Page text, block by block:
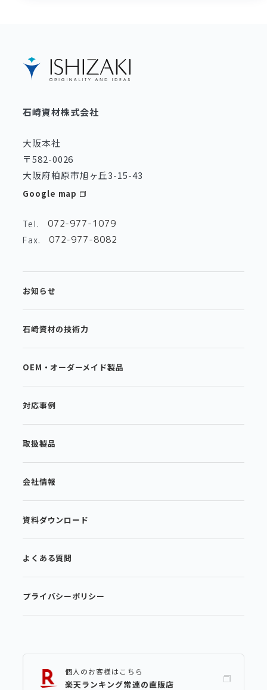
石崎資材株式会社
大阪本社
〒582-0026
大阪府柏原市旭ヶ丘3-15-43
Google map
Tel. 072-977-1079
Fax. 072-977-8082
お知らせ
石崎資材の技術力
OEM・オーダーメイド製品
対応事例
取扱製品
会社情報
資料ダウンロード
よくある質問
プライバシーポリシー
個人のお客様はこちら
楽天ランキング常連の直販店